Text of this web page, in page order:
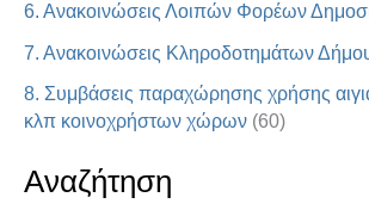
6. Ανακοινώσεις Λοιπών Φορέων
7. Ανακοινώσεις Κληροδοτημάτων
8. Συμβάσεις παραχώρησης χρήσης
κλπ κοινοχρήστων χώρων (60)
Αναζήτηση